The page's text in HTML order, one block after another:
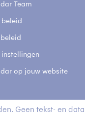
Team
beleid
instellingen
op jouw website
Geen tekst- en